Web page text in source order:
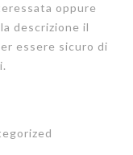
oppure
descrizione il
essere sicuro di